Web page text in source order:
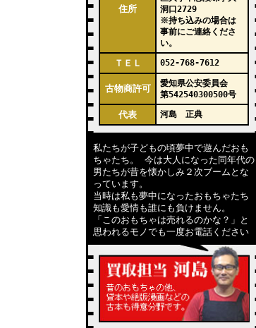
住所
洞口2729
※持ち込みの場合は
事前にご連絡くださ
い。
ＴＥＬ 052-768-7612
古物商許可
愛知県公安委員会
第542540300500号
代表 河島 正典
私たちが子どもの頃夢中で遊んだおも
ちゃたち。 今は大人になった同年代の
男たちが昔を懐かしみ２次ブームとな
っています。
当時は私も夢中になったおもちゃたち
知識も愛情も誰にも負けません。
「このおもちゃは売れるのかな？」と
思われるモノでも一度お電話ください